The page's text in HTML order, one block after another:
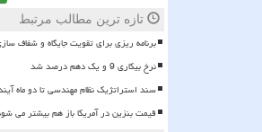
تازه ترین مطالب مرتبط
برنامه ریزی برای تقویت جایگاه و شفاف
نرخ بیکاری 9 و یک دهم درصد شد
سند استراتژیک نظام مهندسی تا دو ماه
قیمت بنزین در آمریکا باز هم بیشتر می